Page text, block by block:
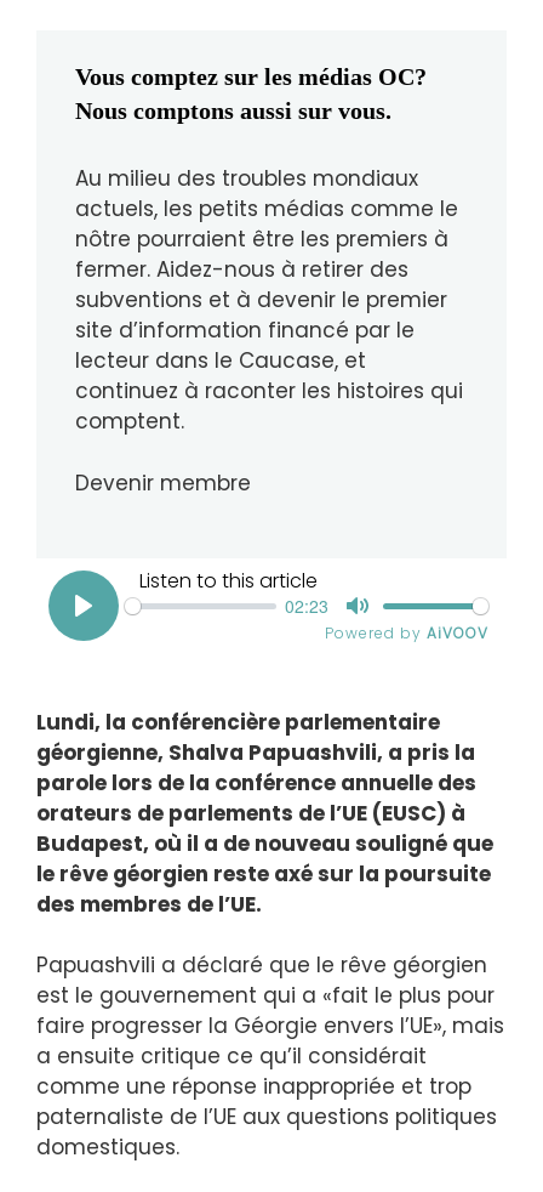
Vous comptez sur les médias OC?
Nous comptons aussi sur vous.
Au milieu des troubles mondiaux
actuels, les petits médias comme le
nôtre pourraient être les premiers à
fermer. Aidez-nous à retirer des
subventions et à devenir le premier
site d’information financé par le
lecteur dans le Caucase, et
continuez à raconter les histoires qui
comptent.
Devenir membre
Lundi, la conférencière parlementaire
géorgienne, Shalva Papuashvili, a pris la
parole lors de la conférence annuelle des
orateurs de parlements de l’UE (EUSC) à
Budapest, où il a de nouveau souligné que
le rêve géorgien reste axé sur la poursuite
des membres de l’UE.
Papuashvili a déclaré que le rêve géorgien
est le gouvernement qui a «fait le plus pour
faire progresser la Géorgie envers l’UE», mais
a ensuite critique ce qu’il considérait
comme une réponse inappropriée et trop
paternaliste de l’UE aux questions politiques
domestiques.